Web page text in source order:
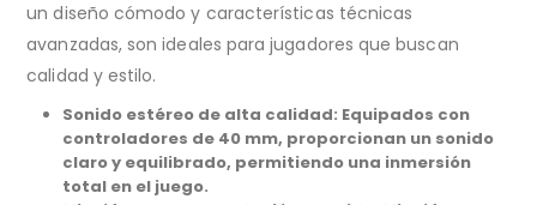
un diseño cómodo y características técnicas
avanzadas, son ideales para jugadores que buscan
calidad y estilo.
Sonido estéreo de alta calidad: Equipados con
controladores de 40 mm, proporcionan un sonido
claro y equilibrado, permitiendo una inmersión
total en el juego.